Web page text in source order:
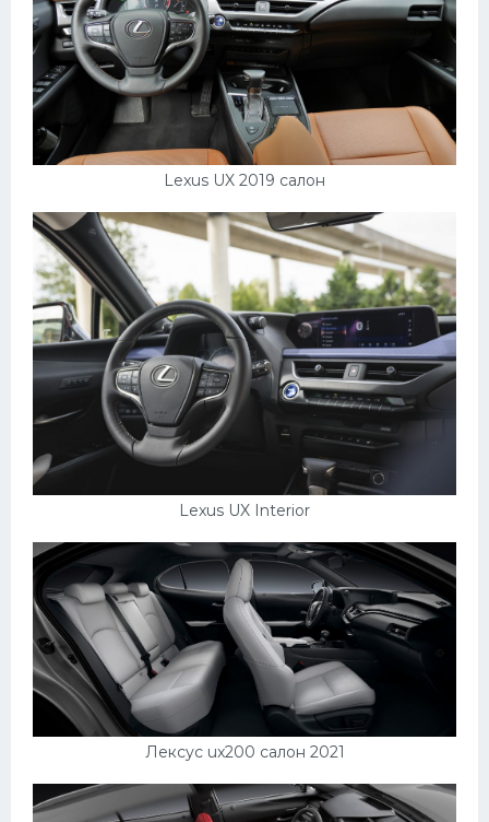
Lexus UX 2019 салон
Lexus UX Interior
Лексус ux200 салон 2021